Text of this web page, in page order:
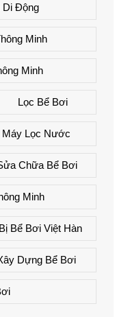
Di Động
Minh
Minh
Lọc Bể Bơi
Máy Lọc Nước
Chữa Bể Bơi
Minh
Bể Bơi Việt Hàn
Dựng Bể Bơi